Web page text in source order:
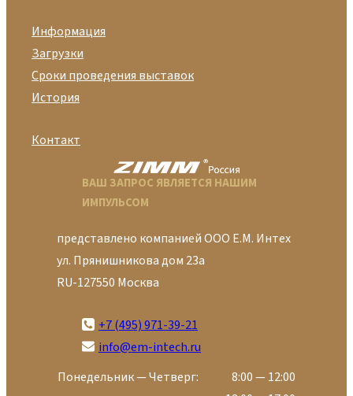
Информация
Загрузки
Сроки проведения выставок
История
Контакт
ВАШ ЗАПРОС ЯВЛЯЕТСЯ НАШИМ
ИМПУЛЬСОМ
представлено компанией ООО Е.М. Интех
ул. Прянишникова дом 23а
RU-127550 Москва
+7 (495) 971-39-21
info@em-intech.ru
Понедельник — Четверг:
8:00 — 12:00